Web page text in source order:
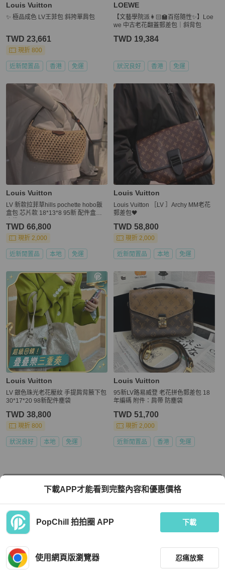
Louis Vuitton
✨ 極品成色 LV王菲包 斜挎單肩包
TWD 23,661
現折 800
近新閒置品 香港 免運
LOEWE
【文藝學院派👩🏻‍🏫百搭隨性✨】Loe
we 中古老花翻蓋郵差包｜斜背包
TWD 19,384
狀況良好 香港 免運
Louis Vuitton
LV 新款拉菲草hills pochette hobo飯
盒包 芯片款 18*13*8 95新 配件盒子
TWD 66,800
現折 2,000
近新閒置品 本地 免運
Louis Vuitton
Louis Vuitton ［LV ］Archy MM老花
郵差包🖤
TWD 58,800
現折 2,000
近新閒置品 本地 免運
Louis Vuitton
LV 銀色珠光老花壓紋 手提肩背腋下包
30*17*20 98新配件塵袋
TWD 38,800
現折 800
狀況良好 本地 免運
Louis Vuitton
95新LV路易威登 老花拼色郵差包 18
年編碼 附件：肩帶 防塵袋
TWD 51,700
現折 2,000
近新閒置品 香港 免運
看更多
下載APP才能看到完整內容和優惠價格
PopChill 拍拍圈 APP 下載
使用網頁版瀏覽器 忍痛放棄